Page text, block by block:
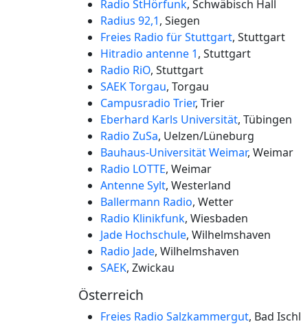
Radio StHörfunk, Schwäbisch Hall
Radius 92,1, Siegen
Freies Radio für Stuttgart, Stuttgart
Hitradio antenne 1, Stuttgart
Radio RiO, Stuttgart
SAEK Torgau, Torgau
Campusradio Trier, Trier
Eberhard Karls Universität, Tübingen
Radio ZuSa, Uelzen/Lüneburg
Bauhaus-Universität Weimar, Weimar
Radio LOTTE, Weimar
Antenne Sylt, Westerland
Ballermann Radio, Wetter
Radio Klinikfunk, Wiesbaden
Jade Hochschule, Wilhelmshaven
Radio Jade, Wilhelmshaven
SAEK, Zwickau
Österreich
Freies Radio Salzkammergut, Bad Ischl